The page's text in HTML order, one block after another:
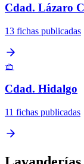
Cdad. Lázaro
13 fichas publicadas
🧺
Cdad. Hidalgo
11 fichas publicadas